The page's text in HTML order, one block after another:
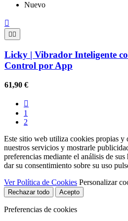
Nuevo

 
Licky | Vibrador Inteligente
Control por App
61,90 €

1
2
Este sitio web utiliza cookies propias y
nuestros servicios y mostrarle
preferencias mediante el análisis de
dar su consentimiento sobre su uso
Ver Política de Cookies Personalizar
Rechazar todo Acepto
Preferencias de cookies